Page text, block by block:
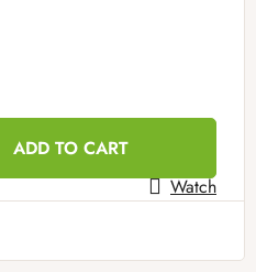
ADD TO CART
Watch